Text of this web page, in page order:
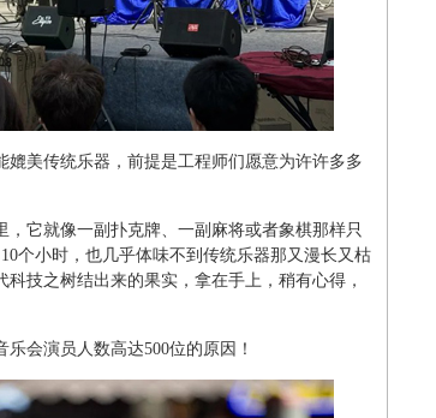
美传统乐器，前提是工程师们愿意为许许多多
它就像一副扑克牌、一副麻将或者象棋那样只
个小时，也几乎体味不到传统乐器那又漫长又枯
技之树结出来的果实，拿在手上，稍有心得，
会演员人数高达500位的原因！